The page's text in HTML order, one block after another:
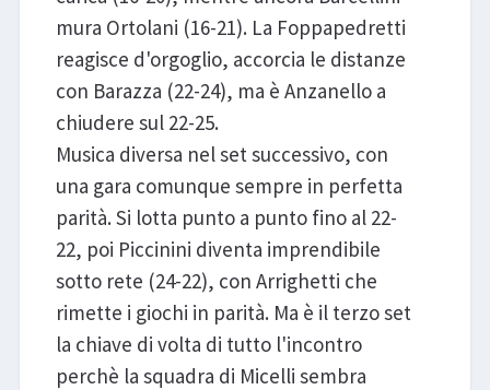
mura Ortolani (16-21). La Foppapedretti
reagisce d'orgoglio, accorcia le distanze
con Barazza (22-24), ma è Anzanello a
chiudere sul 22-25.
Musica diversa nel set successivo, con
una gara comunque sempre in perfetta
parità. Si lotta punto a punto fino al 22-
22, poi Piccinini diventa imprendibile
sotto rete (24-22), con Arrighetti che
rimette i giochi in parità. Ma è il terzo set
la chiave di volta di tutto l'incontro
perchè la squadra di Micelli sembra